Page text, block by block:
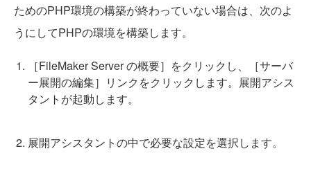
ためのPHP環境の構築が終わっていない場合は、次のよ
うにしてPHPの環境を構築します。
［FileMaker Server の概要］をクリックし、［サーバ
ー展開の編集］リンクをクリックします。展開アシス
タントが起動します。
展開アシスタントの中で必要な設定を選択します。